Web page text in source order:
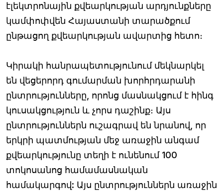
էլեկտրոնային քվեարկության արդյունքները
կամփոփվեն Հայաստանի տարածքում
ընթացող քվեարկության ավարտից հետո։
Կիրակի հանրապետությունում մեկնարկել
են վեցերորդ գումարման խորհրդարանի
ընտրությունները, որոնց մասնակցում է հինգ
կուսակցություն և չորս դաշինք։ Այս
ընտրություններն ուշագրավ են նրանով, որ
երկրի պատմության մեջ առաջին անգամ
քվեարկությունը տեղի է ունենում 100
տոկոսանոց համամասնական
համակարգով: Այս ընտրություններն առաջին